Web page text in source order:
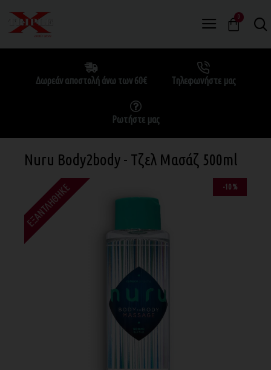
0
Δωρεάν αποστολή άνω των 60€ Τηλεφωνήστε μας
Ρωτήστε μας
Nuru Body2body - Τζελ Μασάζ 500ml
-10 %
ΕΞΑΝΤΛΉΘΗΚΕ